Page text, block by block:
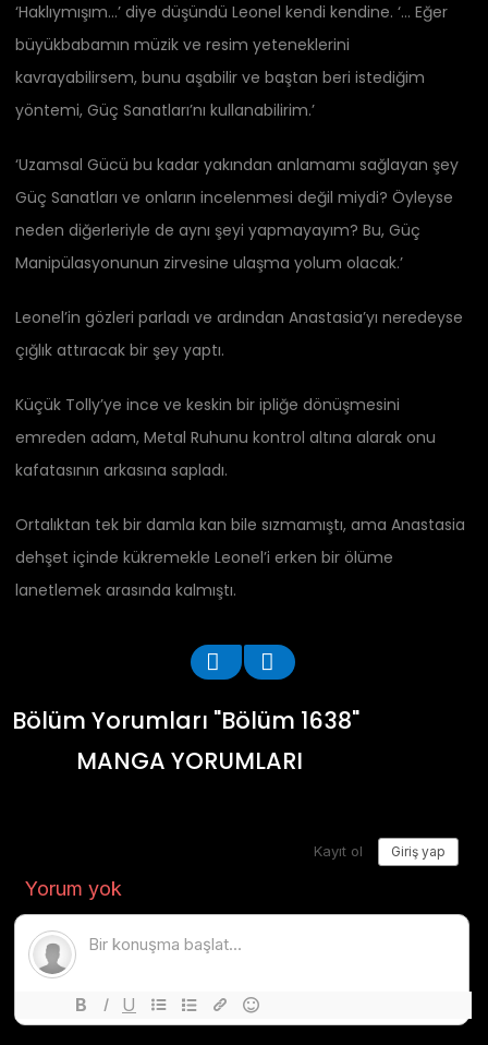
‘Haklıymışım…’ diye düşündü Leonel kendi kendine. ‘… Eğer
büyükbabamın müzik ve resim yeteneklerini
kavrayabilirsem, bunu aşabilir ve baştan beri istediğim
yöntemi, Güç Sanatları’nı kullanabilirim.’
‘Uzamsal Gücü bu kadar yakından anlamamı sağlayan şey
Güç Sanatları ve onların incelenmesi değil miydi? Öyleyse
neden diğerleriyle de aynı şeyi yapmayayım? Bu, Güç
Manipülasyonunun zirvesine ulaşma yolum olacak.’
Leonel’in gözleri parladı ve ardından Anastasia’yı neredeyse
çığlık attıracak bir şey yaptı.
Küçük Tolly’ye ince ve keskin bir ipliğe dönüşmesini
emreden adam, Metal Ruhunu kontrol altına alarak onu
kafatasının arkasına sapladı.
Ortalıktan tek bir damla kan bile sızmamıştı, ama Anastasia
dehşet içinde kükremekle Leonel’i erken bir ölüme
lanetlemek arasında kalmıştı.
Bölüm Yorumları "Bölüm 1638"
MANGA YORUMLARI